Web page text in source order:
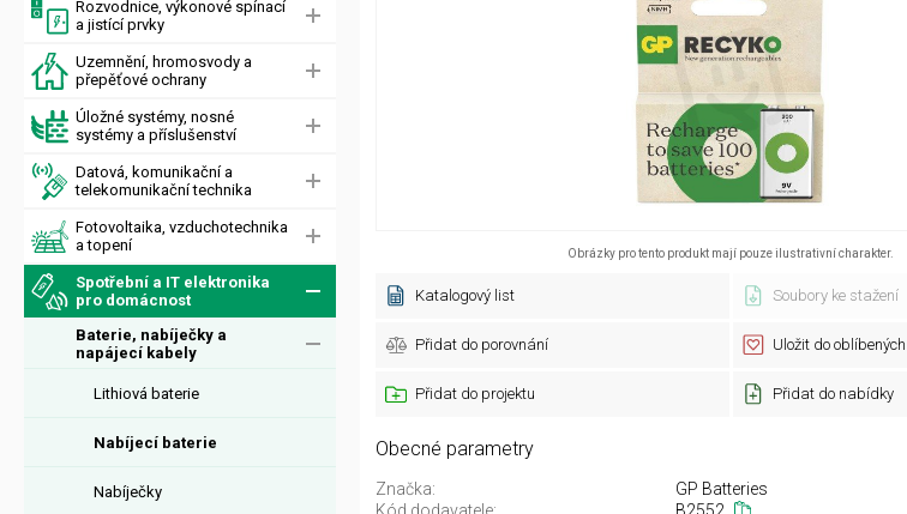
Rozvodnice, výkonové spínací
a jistící prvky
Uzemnění, hromosvody a
přepěťové ochrany
Úložné systémy, nosné
systémy a příslušenství
Datová, komunikační a
telekomunikační technika
Fotovoltaika, vzduchotechnika
a topení
Spotřební a IT elektronika
pro domácnost
Baterie, nabíječky a
napájecí kabely
Lithiová baterie
Nabíjecí baterie
Nabíječky
Obrázky pro tento produkt mají pouze ilustrativní charakter.
Katalogový list Soubory ke stažení
Přidat do porovnání Uložit do oblíbených
Přidat do projektu Přidat do nabídky
Obecné parametry
Značka: GP Batteries